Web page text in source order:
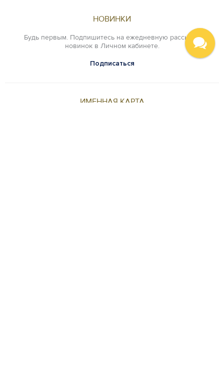
НОВИНКИ
Будь первым. Подпишитесь на ежедневную рассылку
новинок в Личном кабинете.
Подписаться
ИМЕННАЯ КАРТА